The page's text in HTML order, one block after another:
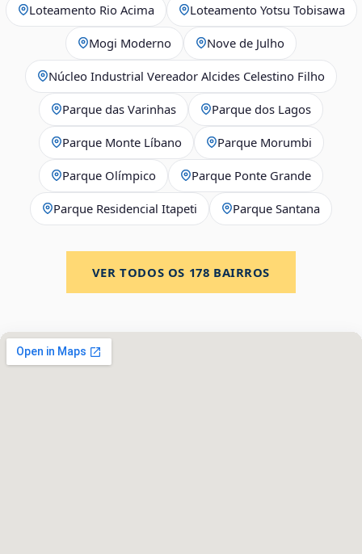
Loteamento Rio Acima Loteamento Yotsu Tobisawa
Mogi Moderno Nove de Julho
Núcleo Industrial Vereador Alcides Celestino Filho
Parque das Varinhas Parque dos Lagos
Parque Monte Líbano Parque Morumbi
Parque Olímpico Parque Ponte Grande
Parque Residencial Itapeti Parque Santana
VER TODOS OS 178 BAIRROS